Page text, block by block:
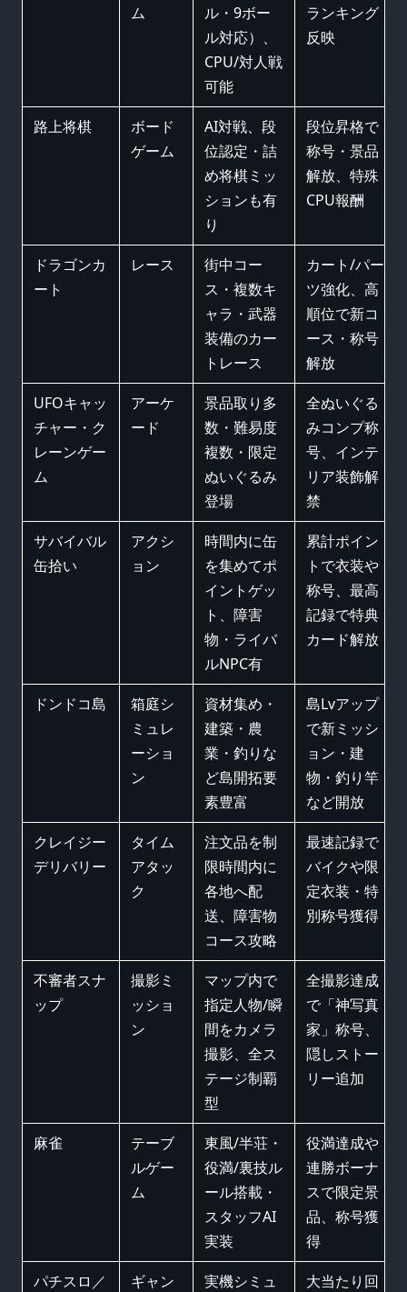
ム
ル・9ボー
ル対応）、
CPU/対人戦
可能
ランキング
反映
路上将棋
ボード
ゲーム
AI対戦、段
位認定・詰
め将棋ミッ
ションも有
り
段位昇格で
称号・景品
解放、特殊
CPU報酬
ドラゴンカ
ート
レース
街中コー
ス・複数キ
ャラ・武器
装備のカー
トレース
カート/パー
ツ強化、高
順位で新コ
ース・称号
解放
UFOキャッ
チャー・ク
レーンゲー
ム
アーケ
ード
景品取り多
数・難易度
複数・限定
ぬいぐるみ
登場
全ぬいぐる
みコンプ称
号、インテ
リア装飾解
禁
サバイバル
缶拾い
アクシ
ョン
時間内に缶
を集めてポ
イントゲッ
ト、障害
物・ライバ
ルNPC有
累計ポイン
トで衣装や
称号、最高
記録で特典
カード解放
ドンドコ島
箱庭シ
ミュレ
ーショ
ン
資材集め・
建築・農
業・釣りな
ど島開拓要
素豊富
島Lvアップ
で新ミッシ
ョン・建
物・釣り竿
など開放
クレイジー
デリバリー
タイム
アタッ
ク
注文品を制
限時間内に
各地へ配
送、障害物
コース攻略
最速記録で
バイクや限
定衣装・特
別称号獲得
不審者スナ
ップ
撮影ミ
ッショ
ン
マップ内で
指定人物/瞬
間をカメラ
撮影、全ス
テージ制覇
型
全撮影達成
で「神写真
家」称号、
隠しストー
リー追加
麻雀
テーブ
ルゲー
ム
東風/半荘・
役満/裏技ル
ール搭載・
スタッフAI
実装
役満達成や
連勝ボーナ
スで限定景
品、称号獲
得
パチスロ／
ギャン
実機シミュ
大当たり回